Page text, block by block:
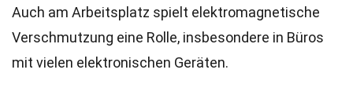
Auch am Arbeitsplatz spielt elektromagnetische
Verschmutzung eine Rolle, insbesondere in Büros
mit vielen elektronischen Geräten.